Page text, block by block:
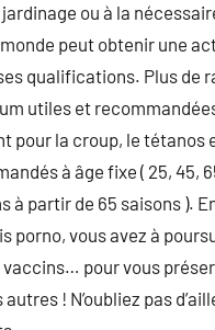
ou à la
peut obtenir une
qualifications. Plus de
utiles et
pour la croup, le tétanos
à âge fixe ( 25, 45,
à partir de 65 saisons ).
porno, vous avez à
vaccins… pour vous
! N’oubliez pas